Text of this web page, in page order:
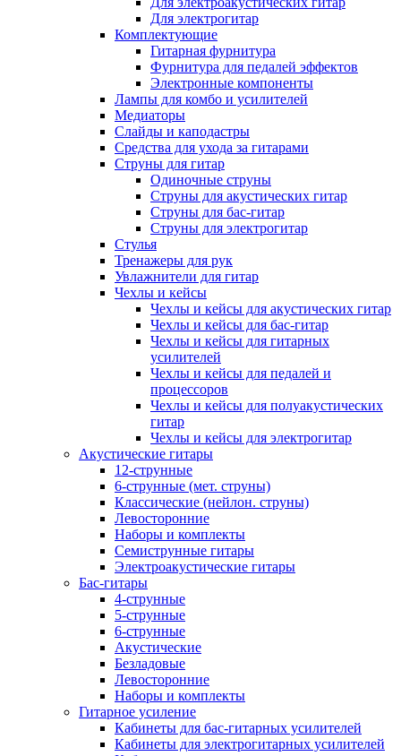
Для электрогитар
Комплектующие
Гитарная фурнитура
Фурнитура для педалей эффектов
Электронные компоненты
Лампы для комбо и усилителей
Медиаторы
Слайды и каподастры
Средства для ухода за гитарами
Струны для гитар
Одиночные струны
Струны для акустических гитар
Струны для бас-гитар
Струны для электрогитар
Стулья
Тренажеры для рук
Увлажнители для гитар
Чехлы и кейсы
Чехлы и кейсы для акустических гитар
Чехлы и кейсы для бас-гитар
Чехлы и кейсы для гитарных
усилителей
Чехлы и кейсы для педалей и
процессоров
Чехлы и кейсы для полуакустических
гитар
Чехлы и кейсы для электрогитар
Акустические гитары
12-струнные
6-струнные (мет. струны)
Классические (нейлон. струны)
Левосторонние
Наборы и комплекты
Семиструнные гитары
Электроакустические гитары
Бас-гитары
4-струнные
5-струнные
6-струнные
Акустические
Безладовые
Левосторонние
Наборы и комплекты
Гитарное усиление
Кабинеты для бас-гитарных усилителей
Кабинеты для электрогитарных усилителей